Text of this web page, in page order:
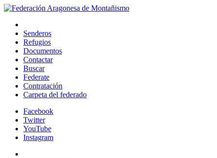
Senderos
Refugios
Documentos
Contactar
Buscar
Federate
Contratación
Carpeta del federado
Facebook
Twitter
YouTube
Instagram